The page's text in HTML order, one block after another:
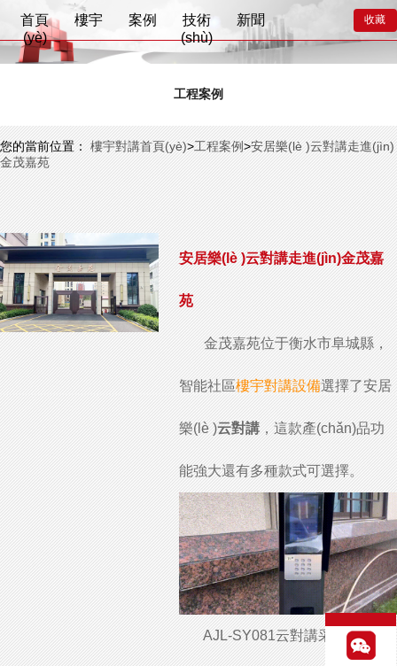
首頁
(yè)
樓宇 案例
技術
(shù)
新聞 收藏
工程案例
您的當前位置：樓宇對講首頁(yè)>工程案例>安居樂(lè )云對講走進(jìn)
金茂嘉苑
安居樂(lè )云對講走進(jìn)金茂嘉
苑
金茂嘉苑位于衡水市阜城縣，
智能社區樓宇對講設備選擇了安居
樂(lè )云對講，這款產(chǎn)品功
能強大還有多種款式可選擇。
AJL-SY081云對講采用鋁合金